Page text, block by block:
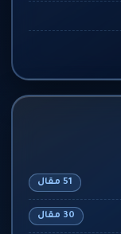
51 مقال
30 مقال